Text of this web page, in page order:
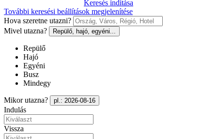
Keresés indítása
További keresési beállítások megjelenítése
Hova szeretne utazni?
Mivel utazna?
Repülő, hajó, egyéni...
Repülő
Hajó
Egyéni
Busz
Mindegy
Mikor utazna? pl.: 2026-08-16
Indulás
Vissza